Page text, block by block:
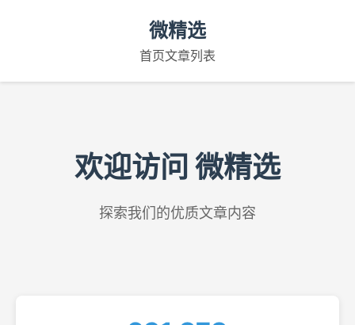
微精选
首页文章列表
欢迎访问 微精选
探索我们的优质文章内容